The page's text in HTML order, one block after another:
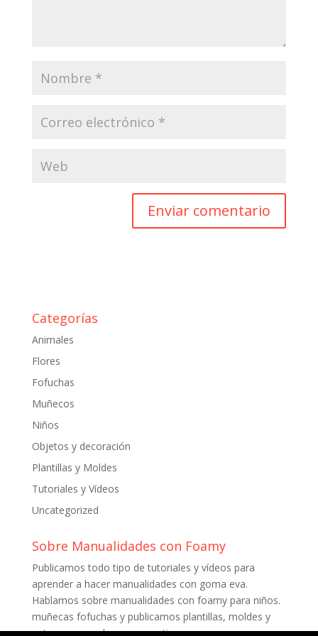
Categorías
Animales
Flores
Fofuchas
Muñecos
Niños
Objetos y decoración
Plantillas y Moldes
Tutoriales y Vídeos
Uncategorized
Sobre Manualidades con Foamy
Publicamos todo tipo de tutoriales y vídeos para
aprender a hacer manualidades con goma eva.
Hablamos sobre manualidades con foamy para niños.
muñecas fofuchas y publicamos plantillas, moldes y
patrones para descargar gratis.